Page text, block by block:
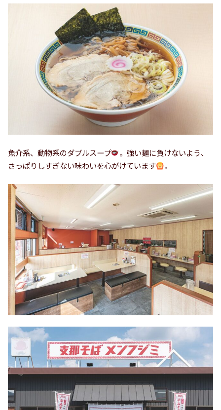
魚介系、動物系のダブルスープ
。強い麺に負けないよう、
さっぱりしすぎない味わいを心がけています
。